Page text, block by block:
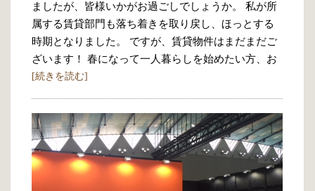
ましたが、皆様いかがお過ごしでしょうか。 私が所
属する賃貸部門も落ち着きを取り戻し、ほっとする
時期となりました。 ですが、賃貸物件はまだまだご
ざいます！ 春になって一人暮らしを始めたい方、お
[続きを読む]